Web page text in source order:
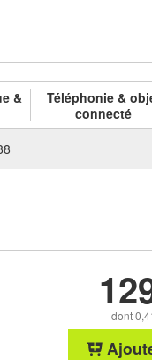
&
Téléphonie &
connecté
dont